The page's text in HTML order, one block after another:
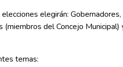
elegirán:
del Concejo
temas: